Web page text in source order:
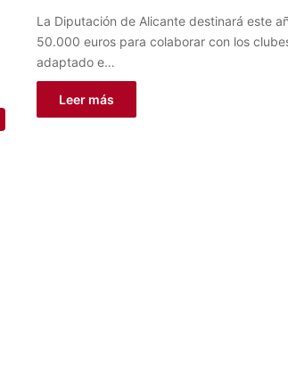
La Diputación de Alicante destinará este
50.000 euros para colaborar con los
adaptado e…
Leer más